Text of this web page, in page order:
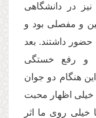
در دانشگاهی
و مفصلی بود و
داشتند. بعد
و رفع خستگی
هنگام دو جوان
خیلی اظهار محبت
روی ما اثر